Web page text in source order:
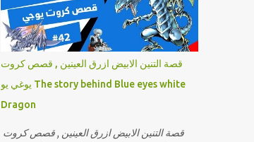
قصة التنين الابيض ازرق العينين , قصص كروت
يوغي يو The story behind Blue eyes white
Dragon